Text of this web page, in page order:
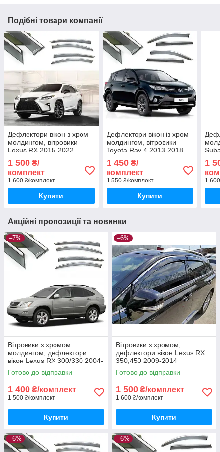
Подібні товари компанії
Дефлектори вікон з хром
молдингом, вітровики
Lexus RX 2015-2022
1 500 ₴/
комплект
1 600 ₴/комплект
Купити
Дефлектори вікон із хром
молдингом, вітровики
Toyota Rav 4 2013-2018
1 450₴/
комплект
1 550 ₴/комплект
Купити
1
1
Акційні пропозиції та новинки
–7%
Вітровики з хромом
молдингом, дефлектори
вікон Lexus RX 300/330 2004-
2009 (нерж смуга 3D)
Готово до відправки
1 400 ₴/комплект
1 500 ₴/комплект
Купити
–6%
Вітровики з хромом,
дефлектори вікон Lexus RX
350;450 2009-2014
Готово до відправки
1 500 ₴/комплект
1 600 ₴/комплект
Купити
–6% –6%